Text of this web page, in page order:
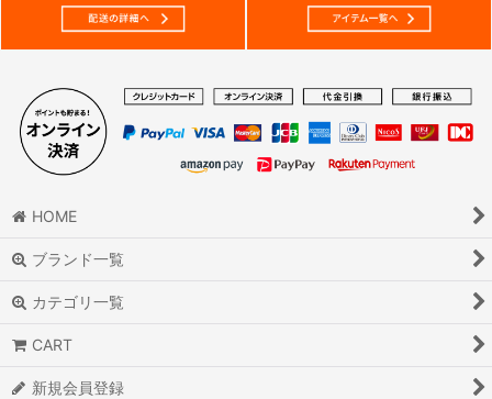
HOME
ブランド一覧
カテゴリ一覧
CART
新規会員登録